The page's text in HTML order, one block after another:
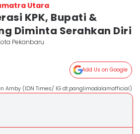
Utara
KPK, Bupati &
Diminta Serahkan Diri
Pekanbaru
Add Us on Google
Amby (IDN Times/ IG dt.panglimodalamofficial)